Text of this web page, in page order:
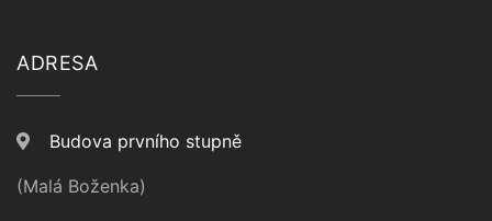
ADRESA
Budova prvního stupně
(Malá Boženka)